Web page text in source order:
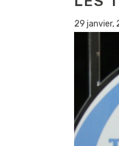
29 janvier,